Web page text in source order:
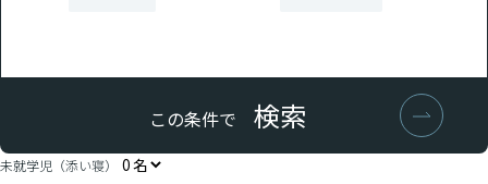
この条件で 検索
未就学児（添い寝）